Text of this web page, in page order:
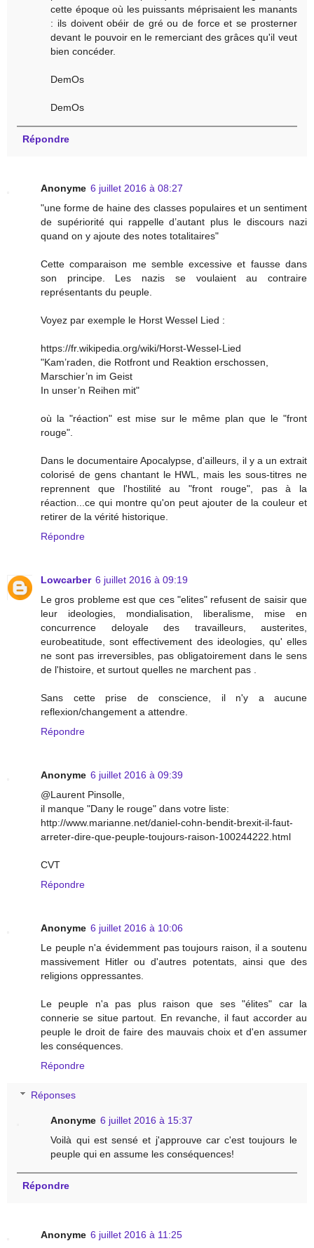
cette époque où les puissants méprisaient les manants
: ils doivent obéir de gré ou de force et se prosterner
devant le pouvoir en le remerciant des grâces qu'il veut
bien concéder.
DemOs
DemOs
Répondre
Anonyme 6 juillet 2016 à 08:27
"une forme de haine des classes populaires et un sentiment
de supériorité qui rappelle d’autant plus le discours nazi
quand on y ajoute des notes totalitaires"
Cette comparaison me semble excessive et fausse dans
son principe. Les nazis se voulaient au contraire
représentants du peuple.
Voyez par exemple le Horst Wessel Lied :
https://fr.wikipedia.org/wiki/Horst-Wessel-Lied
"Kam’raden, die Rotfront und Reaktion erschossen,
Marschier’n im Geist
In unser’n Reihen mit"
où la "réaction" est mise sur le même plan que le "front
rouge".
Dans le documentaire Apocalypse, d'ailleurs, il y a un extrait
colorisé de gens chantant le HWL, mais les sous-titres ne
reprennent que l'hostilité au "front rouge", pas à la
réaction...ce qui montre qu'on peut ajouter de la couleur et
retirer de la vérité historique.
Répondre
Lowcarber 6 juillet 2016 à 09:19
Le gros probleme est que ces "elites" refusent de saisir que
leur ideologies, mondialisation, liberalisme, mise en
concurrence deloyale des travailleurs, austerites,
eurobeatitude, sont effectivement des ideologies, qu' elles
ne sont pas irreversibles, pas obligatoirement dans le sens
de l'histoire, et surtout quelles ne marchent pas .
Sans cette prise de conscience, il n'y a aucune
reflexion/changement a attendre.
Répondre
Anonyme 6 juillet 2016 à 09:39
@Laurent Pinsolle,
il manque "Dany le rouge" dans votre liste:
http://www.marianne.net/daniel-cohn-bendit-brexit-il-faut-
arreter-dire-que-peuple-toujours-raison-100244222.html
CVT
Répondre
Anonyme 6 juillet 2016 à 10:06
Le peuple n'a évidemment pas toujours raison, il a soutenu
massivement Hitler ou d'autres potentats, ainsi que des
religions oppressantes.
Le peuple n'a pas plus raison que ses "élites" car la
connerie se situe partout. En revanche, il faut accorder au
peuple le droit de faire des mauvais choix et d'en assumer
les conséquences.
Répondre
Réponses
Anonyme 6 juillet 2016 à 15:37
Voilà qui est sensé et j'approuve car c'est toujours le
peuple qui en assume les conséquences!
Répondre
Anonyme 6 juillet 2016 à 11:25